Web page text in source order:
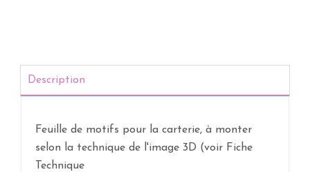
Description
Feuille de motifs pour la carterie, à monter
selon la technique de l'image 3D (voir Fiche
Technique